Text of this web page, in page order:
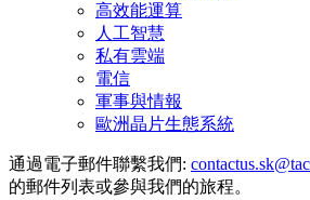
高效能運算
人工智慧
私有雲端
電信
軍事與情報
歐洲晶片生態系統
通過電子郵件聯繫我們:
的郵件列表或參與我們的旅程。